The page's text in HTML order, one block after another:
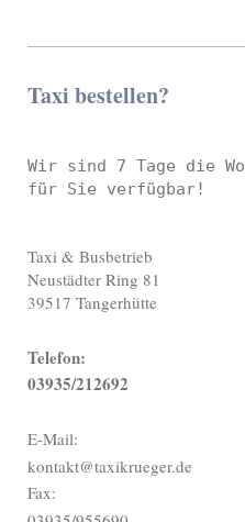
Taxi bestellen?
Wir sind 7 Tage die
Taxi & Busbetrieb
Neustädter Ring 81
39517 Tangerhütte
Telefon:
03935/212692
E-Mail:
kontakt@taxikrueger.de
Fax: